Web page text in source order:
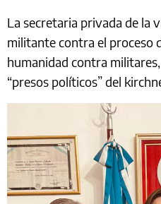
La secretaria privada de la
militante contra el proceso
humanidad contra
“presos políticos” del